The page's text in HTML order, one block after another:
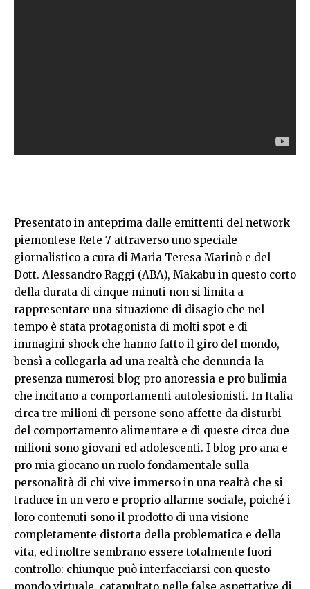
Presentato in anteprima dalle emittenti del network
piemontese Rete 7 attraverso uno speciale
giornalistico a cura di Maria Teresa Marinò e del
Dott. Alessandro Raggi (ABA), Makabu in questo corto
della durata di cinque minuti non si limita a
rappresentare una situazione di disagio che nel
tempo è stata protagonista di molti spot e di
immagini shock che hanno fatto il giro del mondo,
bensì a collegarla ad una realtà che denuncia la
presenza numerosi blog pro anoressia e pro bulimia
che incitano a comportamenti autolesionisti. In Italia
circa tre milioni di persone sono affette da disturbi
del comportamento alimentare e di queste circa due
milioni sono giovani ed adolescenti. I blog pro ana e
pro mia giocano un ruolo fondamentale sulla
personalità di chi vive immerso in una realtà che si
traduce in un vero e proprio allarme sociale, poiché i
loro contenuti sono il prodotto di una visione
completamente distorta della problematica e della
vita, ed inoltre sembrano essere totalmente fuori
controllo: chiunque può interfacciarsi con questo